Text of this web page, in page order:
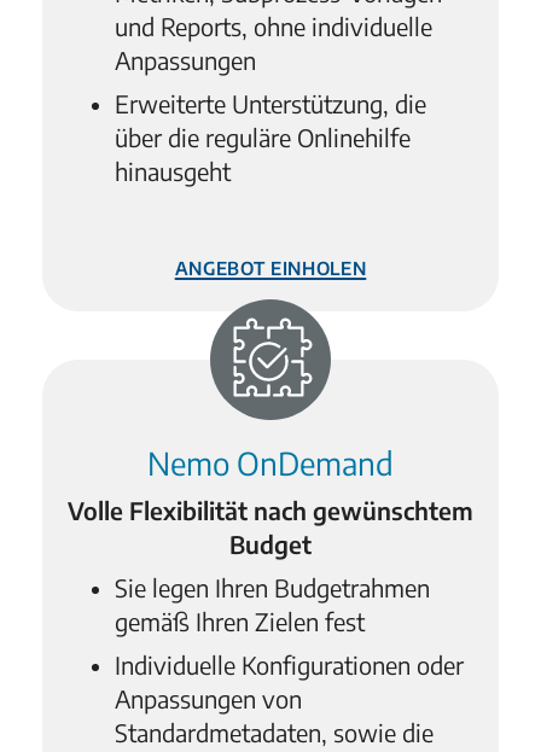
und Reports, ohne individuelle
Anpassungen
Erweiterte Unterstützung, die
über die reguläre Onlinehilfe
hinausgeht
Angebot einholen
Nemo OnDemand
Volle Flexibilität nach gewünschtem
Budget
Sie legen Ihren Budgetrahmen
gemäß Ihren Zielen fest
Individuelle Konfigurationen oder
Anpassungen von
Standardmetadaten, sowie die